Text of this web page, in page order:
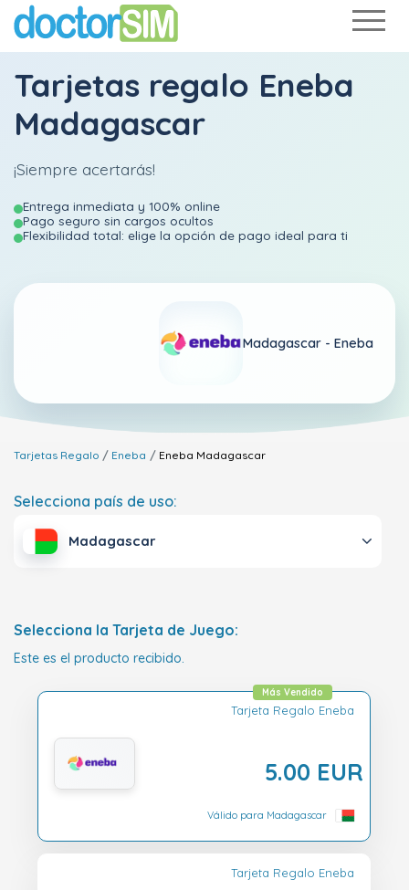
Tarjetas regalo Eneba
Madagascar
¡Siempre acertarás!
Entrega inmediata y 100% online
Pago seguro sin cargos ocultos
Flexibilidad total: elige la opción de pago ideal para ti
Madagascar - Eneba
Tarjetas Regalo Eneba Eneba Madagascar
Selecciona país de uso:
Madagascar
Selecciona la Tarjeta de Juego:
Este es el producto recibido.
Tarjeta Regalo Eneba
5.00 EUR
Más Vendido
Válido para Madagascar
Tarjeta Regalo Eneba